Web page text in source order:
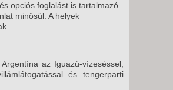
opciós foglalást is tartalmazó
minősül. A helyek
az Iguazú-vízeséssel,
és tengerparti